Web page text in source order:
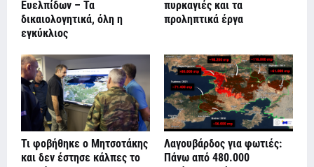
Ευελπίδων – Τα
δικαιολογητικά, όλη η
εγκύκλιος
πυρκαγιές και τα
προληπτικά έργα
Τι φοβήθηκε ο Μητσοτάκης
και δεν έστησε κάλπες το
Λαγουβάρδος για φωτιές:
Πάνω από 480.000